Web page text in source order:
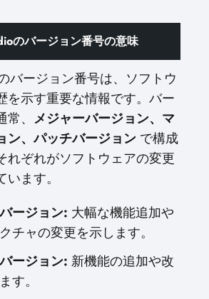
のバージョン番号の意味
バージョン番号は、ソフトウ
を示す重要な情報です。バー
、 メジャーバージョン、マ
ン、パッチバージョン で構成
れぞれがソフトウェアの変更
ます。
ージョン: 大幅な機能追加や
チャの変更を示します。
ージョン: 新機能の追加や改
す。